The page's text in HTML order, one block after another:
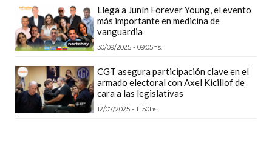
ONLINE:
¿CUÁL
ES
LA
MEJOR
PLATAFORMA?
CHANGUITO.COM.AR,
Llega a Junín Forever Young, el evento
más importante en medicina de
vanguardia
30/09/2025 - 09:05hs.
CGT asegura participación clave en el
armado electoral con Axel Kicillof de
cara a las legislativas
12/07/2025 - 11:50hs.